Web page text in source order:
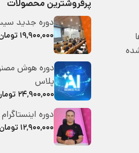
پرفروشترین محصولات
دوره جدید
۱۹,۹۰۰,۰۰۰ تومان
دوره هوش
پلاس
۲۴,۹۰۰,۰۰۰ تومان
دوره
۱۲,۹۰۰,۰۰۰ تومان